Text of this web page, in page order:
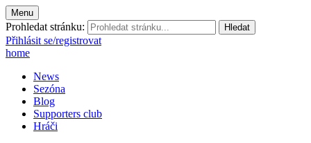
Menu
Prohledat stránku:
Přihlásit se/registrovat
home
News
Sezóna
Blog
Supporters club
Hráči